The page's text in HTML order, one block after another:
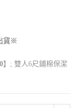
貨※
】; 雙人6尺鋪棉保潔